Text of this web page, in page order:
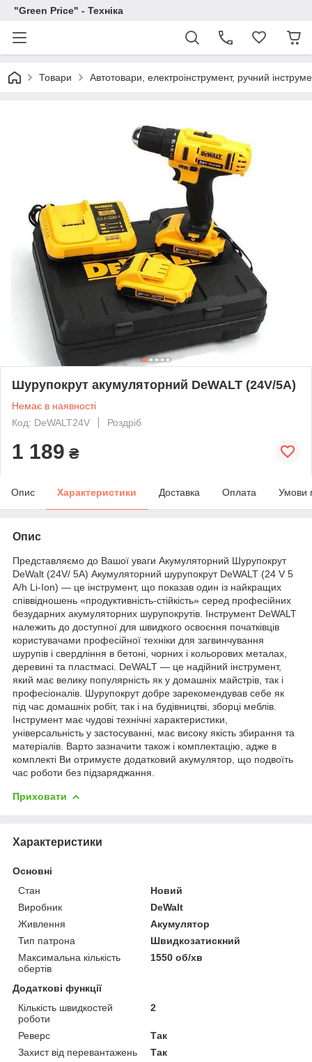
"Green Price" - Техніка
Товари Автотовари, електроінструмент, ручний
Шурупокрут акумуляторний DeWALT (24V/5A)
Немає в наявності
Код: DeWALT24V
Роздріб
1 189 ₴
Опис Характеристики Доставка Оплата Умови
Опис
Представляємо до Вашої уваги Акумуляторний Шурупокрут
DeWalt (24V/ 5A) Акумуляторний шурупокрут DeWALT (24 V 5
A/h Li-Ion) — це інструмент, що показав один із найкращих
співвідношень «продуктивність-стійкість» серед професійних
безударних акумуляторних шурупокрутів. Інструмент DeWALT
належить до доступної для швидкого освоєння початківців
користувачами професійної техніки для загвинчування
шурупів і свердління в бетоні, чорних і кольорових металах,
деревині та пластмасі. DeWALT — це надійний інструмент,
який має велику популярність як у домашніх майстрів, так і
професіоналів. Шурупокрут добре зарекомендував себе як
під час домашніх робіт, так і на будівництві, зборці меблів.
Інструмент має чудові технічні характеристики,
універсальність у застосуванні, має високу якість збирання та
матеріалів. Варто зазначити також і комплектацію, адже в
комплекті Ви отримуєте додатковий акумулятор, що подвоїть
час роботи без підзаряджання.
Приховати
Характеристики
Основні
Стан
Новий
Виробник
DeWalt
Живлення
Акумулятор
Тип патрона
Швидкозатискний
Максимальна кількість
обертів
1550 об/хв
Додаткові функції
Кількість швидкостей
роботи
2
Реверс
Так
Захист від перевантажень
Так